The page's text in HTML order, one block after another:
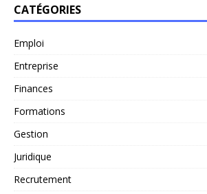
CATÉGORIES
Emploi
Entreprise
Finances
Formations
Gestion
Juridique
Recrutement